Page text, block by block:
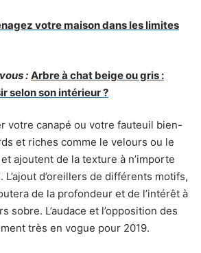
votre maison dans les limites
: Arbre à chat beige ou gris :
selon son intérieur ?
votre canapé ou votre fauteuil bien-
et riches comme le velours ou le
ajoutent de la texture à n’importe
d’oreillers de différents motifs,
de la profondeur et de l’intérêt à
sobre. L’audace et l’opposition des
très en vogue pour 2019.